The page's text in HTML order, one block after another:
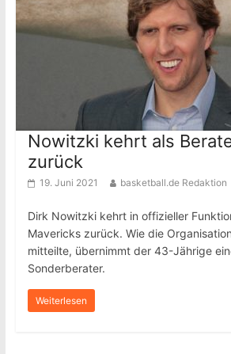
Nowitzki kehrt als
zurück
19. Juni 2021 basketball.de Redaktion
Dirk Nowitzki kehrt in offizieller
Mavericks zurück. Wie die
mitteilte, übernimmt der 43-Jährige
Sonderberater.
Weiterlesen